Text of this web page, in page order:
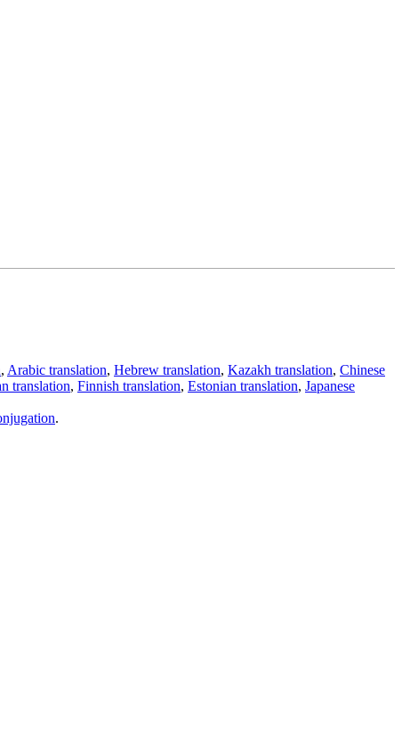
, Arabic translation, Hebrew translation, Kazakh translation, Chinese
translation, Finnish translation, Estonian translation, Japanese
.